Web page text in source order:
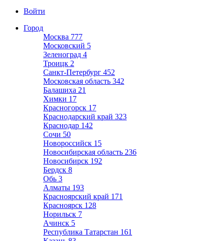
Войти
Город
Москва 777
Московский 5
Зеленоград 4
Троицк 2
Санкт-Петербург 452
Московская область 342
Балашиха 21
Химки 17
Красногорск 17
Краснодарский край 323
Краснодар 142
Сочи 50
Новороссийск 15
Новосибирская область 236
Новосибирск 192
Бердск 8
Обь 3
Алматы 193
Красноярский край 171
Красноярск 128
Норильск 7
Ачинск 5
Республика Татарстан 161